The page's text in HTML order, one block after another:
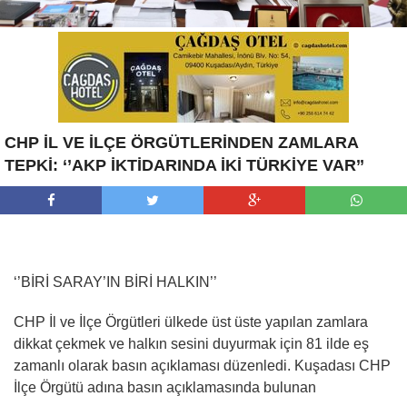
CHP İL VE İLÇE ÖRGÜTLERİNDEN ZAMLARA
TEPKİ: ‘’AKP İKTİDARINDA İKİ TÜRKİYE VAR’’
‘’BİRİ SARAY’IN BİRİ HALKIN’’
CHP İl ve İlçe Örgütleri ülkede üst üste yapılan zamlara
dikkat çekmek ve halkın sesini duyurmak için 81 ilde eş
zamanlı olarak basın açıklaması düzenledi. Kuşadası CHP
İlçe Örgütü adına basın açıklamasında bulunan